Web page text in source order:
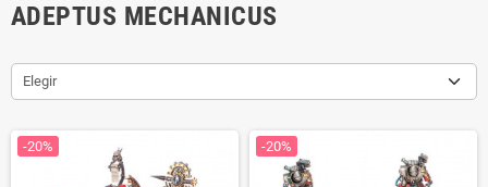
ADEPTUS MECHANICUS
Elegir
-20% -20%